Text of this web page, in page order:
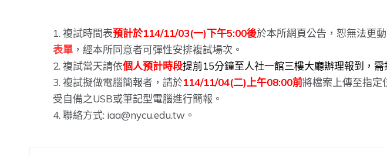
複試時間表預計於114/11/03(一)下午5:00後於本所網頁公告，恕無法更
表單 ，經本所同意者可彈性安排複試場次。
複試當天請依個人預計時段提前15分鐘至人社一館三樓大廳辦理報到，
複試擬做電腦簡報者，請於114/11/04(二)上午08:00前將檔案上傳至指定
受自備之USB或筆記型電腦進行簡報。
聯絡方式: iaa@nycu.edu.tw 。